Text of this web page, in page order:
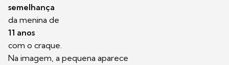
semelhança
da menina de
11 anos
com o craque.
Na imagem, a pequena aparece